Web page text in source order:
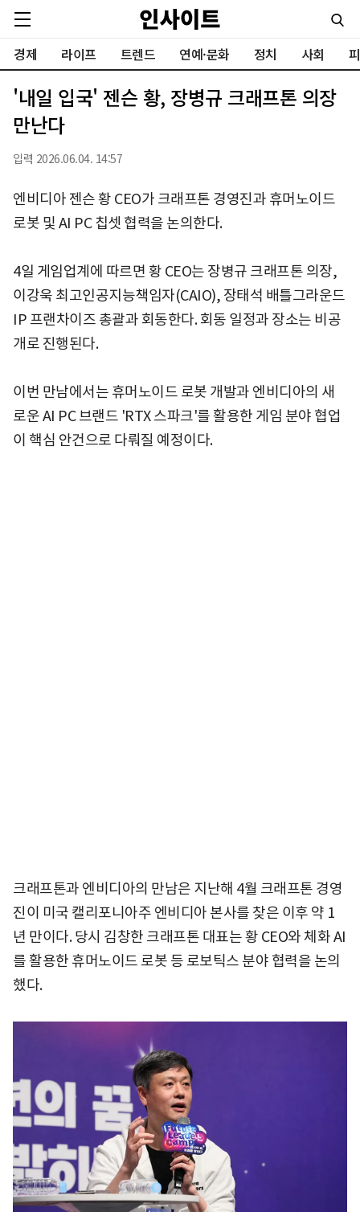
경제 라이프 트렌드 연예·문화 정치 사회
'내일 입국' 젠슨 황, 장병규 크래프톤 의장
만난다
입력 2026.06.04. 14:57
엔비디아 젠슨 황 CEO가 크래프톤 경영진과 휴머노이드
로봇 및 AI PC 칩셋 협력을 논의한다.
4일 게임업계에 따르면 황 CEO는 장병규 크래프톤 의장,
이강욱 최고인공지능책임자(CAIO), 장태석 배틀그라운드
IP 프랜차이즈 총괄과 회동한다. 회동 일정과 장소는 비공
개로 진행된다.
이번 만남에서는 휴머노이드 로봇 개발과 엔비디아의 새
로운 AI PC 브랜드 'RTX 스파크'를 활용한 게임 분야 협업
이 핵심 안건으로 다뤄질 예정이다.
크래프톤과 엔비디아의 만남은 지난해 4월 크래프톤 경영
진이 미국 캘리포니아주 엔비디아 본사를 찾은 이후 약 1
년 만이다. 당시 김창한 크래프톤 대표는 황 CEO와 체화 AI
를 활용한 휴머노이드 로봇 등 로보틱스 분야 협력을 논의
했다.